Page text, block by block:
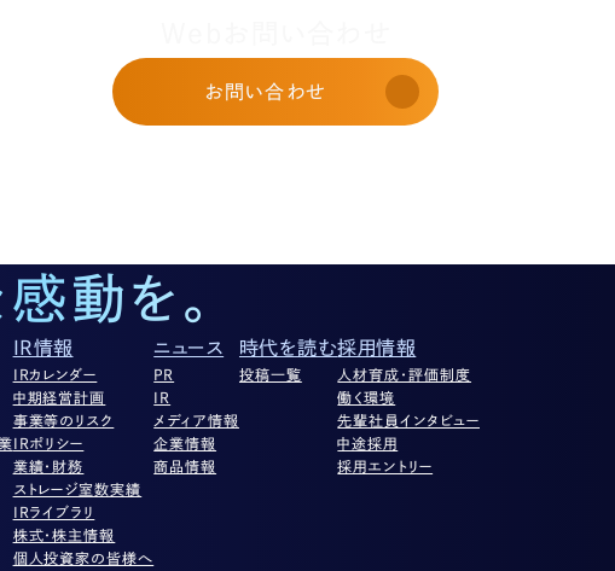
お問い合わせ
動を。
IR情報
IRカレンダー
中期経営計画
事業等のリスク
IRポリシー
業績・財務
ストレージ室数実績
IRライブラリ
株式・株主情報
個人投資家の皆様へ
ニュース
PR
IR
メディア情報
企業情報
商品情報
時代を読む
投稿一覧
採用情報
人材育成・評価制度
働く環境
先輩社員インタビュー
中途採用
採用エントリー